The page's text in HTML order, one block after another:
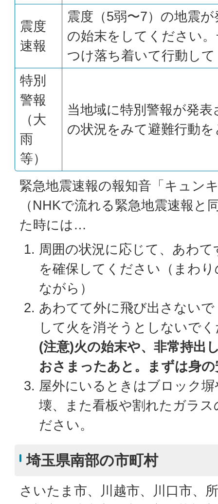
震度
速報
震度（5弱〜7）の地震
の始末をしてください
つけ落ち着いて行動し
特別
警報
（大
雨
等）
当地域に特別警報が発
の状況をみて避難行動
緊急地震速報の報知音「キュン
（NHKで流れる緊急地震速報と
た時には…
周囲の状況に応じて、あわ
を確保してください（まわ
ながら）
あわてて外に飛び出さない
して火を消そうとしないで
(注意)火の始末や、非常持出
おさまったあと。まずは身
屋外にいるときはブロック
壊、また看板や割れたガラ
ださい。
埼玉県南部の市町村
さいたま市、川越市、川口市、